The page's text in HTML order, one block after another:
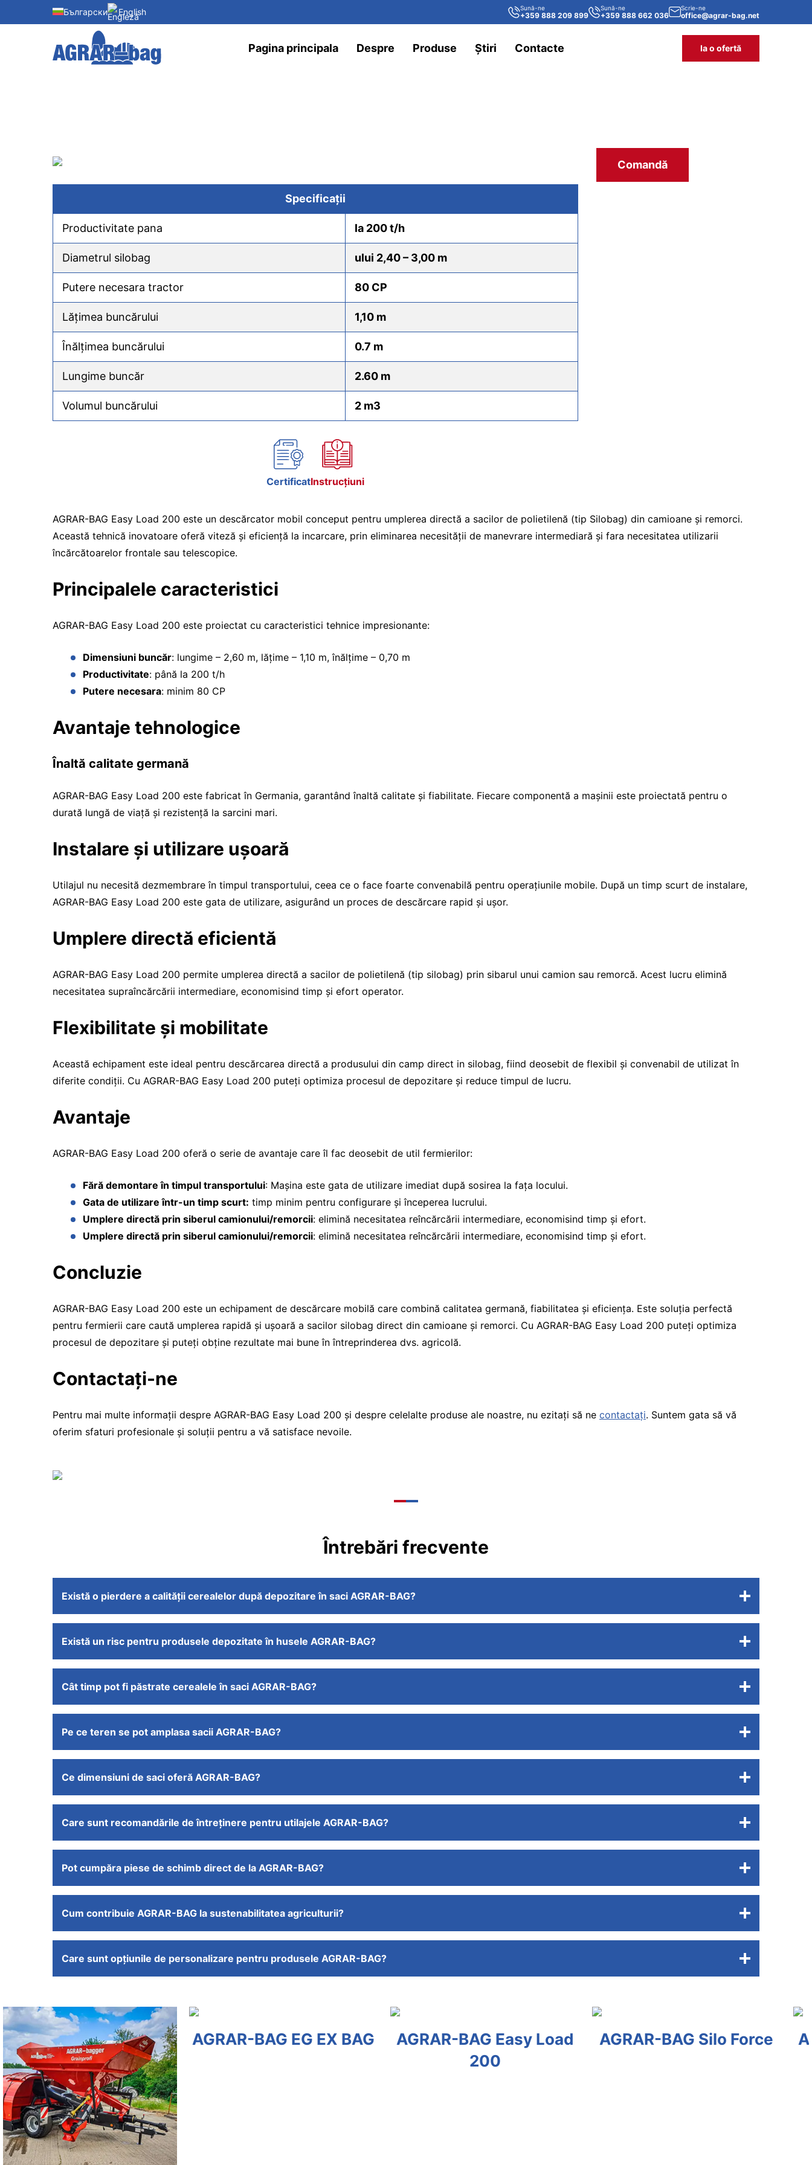
Български English Sună-ne
+359 888 209 899
Sună-ne
+359 888 662 036
Scrie-ne
office@agrar-bag.net
Pagina principala Despre Produse Știri Contacte Ia o ofertă
Specificații
Productivitate pana la 200 t/h
Diametrul silobag ului 2,40 – 3,00 m
Putere necesara tractor 80 CP
Lățimea buncărului 1,10 m
Înălțimea buncărului 0.7 m
Lungime buncăr 2.60 m
Volumul buncărului 2 m3
CertificatInstrucțiuni
Comandă
AGRAR-BAG Easy Load 200 este un descărcator mobil conceput pentru umplerea directă a sacilor de polietilenă (tip Silobag) din camioane și remorci.
Această tehnică inovatoare oferă viteză și eficiență la incarcare, prin eliminarea necesității de manevrare intermediară și fara necesitatea utilizarii
încărcătoarelor frontale sau telescopice.
Principalele caracteristici
AGRAR-BAG Easy Load 200 este proiectat cu caracteristici tehnice impresionante:
Dimensiuni buncăr: lungime – 2,60 m, lățime – 1,10 m, înălțime – 0,70 m
Productivitate: până la 200 t/h
Putere necesara: minim 80 CP
Avantaje tehnologice
Înaltă calitate germană
AGRAR-BAG Easy Load 200 este fabricat în Germania, garantând înaltă calitate și fiabilitate. Fiecare componentă a mașinii este proiectată pentru o
durată lungă de viață și rezistență la sarcini mari.
Instalare și utilizare ușoară
Utilajul nu necesită dezmembrare în timpul transportului, ceea ce o face foarte convenabilă pentru operațiunile mobile. După un timp scurt de instalare,
AGRAR-BAG Easy Load 200 este gata de utilizare, asigurând un proces de descărcare rapid și ușor.
Umplere directă eficientă
AGRAR-BAG Easy Load 200 permite umplerea directă a sacilor de polietilenă (tip silobag) prin sibarul unui camion sau remorcă. Acest lucru elimină
necesitatea supraîncărcării intermediare, economisind timp și efort operator.
Flexibilitate și mobilitate
Această echipament este ideal pentru descărcarea directă a produsului din camp direct in silobag, fiind deosebit de flexibil și convenabil de utilizat în
diferite condiții. Cu AGRAR-BAG Easy Load 200 puteți optimiza procesul de depozitare și reduce timpul de lucru.
Avantaje
AGRAR-BAG Easy Load 200 oferă o serie de avantaje care îl fac deosebit de util fermierilor:
Fără demontare în timpul transportului: Mașina este gata de utilizare imediat după sosirea la fața locului.
Gata de utilizare într-un timp scurt: timp minim pentru configurare și începerea lucrului.
Umplere directă prin siberul camionului/remorcii: elimină necesitatea reîncărcării intermediare, economisind timp și efort.
Umplere directă prin siberul camionului/remorcii: elimină necesitatea reîncărcării intermediare, economisind timp și efort.
Concluzie
AGRAR-BAG Easy Load 200 este un echipament de descărcare mobilă care combină calitatea germană, fiabilitatea și eficiența. Este soluția perfectă
pentru fermierii care caută umplerea rapidă și ușoară a sacilor silobag direct din camioane și remorci. Cu AGRAR-BAG Easy Load 200 puteți optimiza
procesul de depozitare și puteți obține rezultate mai bune în întreprinderea dvs. agricolă.
Contactaţi-ne
Pentru mai multe informații despre AGRAR-BAG Easy Load 200 și despre celelalte produse ale noastre, nu ezitați să ne contactați. Suntem gata să vă
oferim sfaturi profesionale și soluții pentru a vă satisface nevoile.
Întrebări frecvente
Există o pierdere a calității cerealelor după depozitare în saci AGRAR-BAG?
Există un risc pentru produsele depozitate în husele AGRAR-BAG?
Cât timp pot fi păstrate cerealele în saci AGRAR-BAG?
Pe ce teren se pot amplasa sacii AGRAR-BAG?
Ce dimensiuni de saci oferă AGRAR-BAG?
Care sunt recomandările de întreținere pentru utilajele AGRAR-BAG?
Pot cumpăra piese de schimb direct de la AGRAR-BAG?
Cum contribuie AGRAR-BAG la sustenabilitatea agriculturii?
Care sunt opțiunile de personalizare pentru produsele AGRAR-BAG?
AGRAR-BAG EG EX BAG
AGRAR-BAG Easy Load
AGRAR-BAG Silo Force
AGRAR-BAG Roller